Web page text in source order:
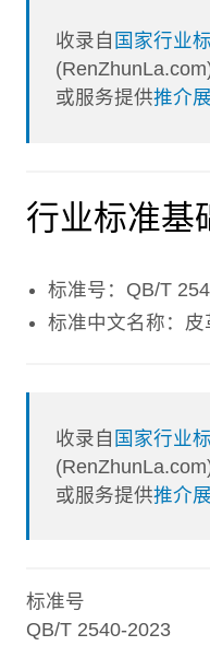
收录自 国家行业
或服务提供推介
行业标准基
标准号：QB/T
标准中文名称：皮
收录自 国家行业
或服务提供推介
标准号
QB/T 2540-2023